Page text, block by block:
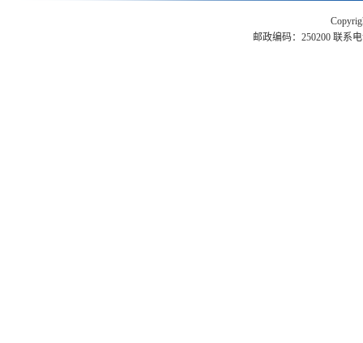
邮政编码：250200 联系